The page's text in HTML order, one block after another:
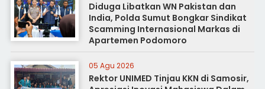
Diduga Libatkan WN Pakistan dan
India, Polda Sumut Bongkar Sindikat
Scamming Internasional Markas di
Apartemen Podomoro
05 Agu 2026
Rektor UNIMED Tinjau KKN di Samosir,